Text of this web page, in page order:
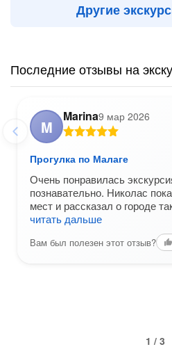
Другие
Последние отзывы на
M
Marina9 мар 2026
Прогулка по Малаге
Очень понравилась
познавательно. Николас
мест и рассказал о городе
читать дальше
Вам был полезен этот отзыв?
1 / 3